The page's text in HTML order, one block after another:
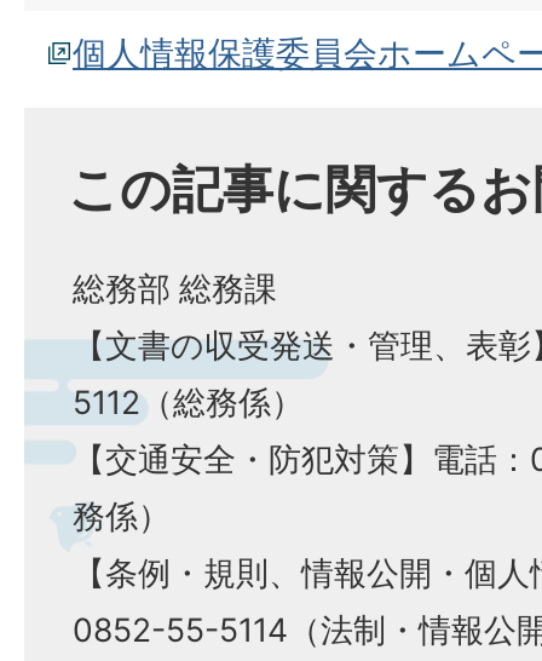
個人情報保護委員会ホームペ
この記事に関する
総務部 総務課
【文書の収受発送・管理、表
5112（総務係）
【交通安全・防犯対策】電話
務係）
【条例・規則、情報公開・個
0852-55-5114（法制・情報公